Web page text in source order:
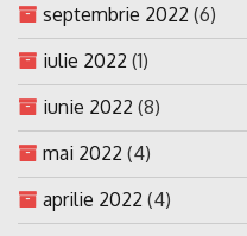
septembrie 2022 (6)
iulie 2022 (1)
iunie 2022 (8)
mai 2022 (4)
aprilie 2022 (4)